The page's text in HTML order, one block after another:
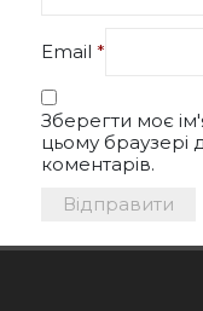
Email *
Зберегти моє
цьому браузері
коментарів.